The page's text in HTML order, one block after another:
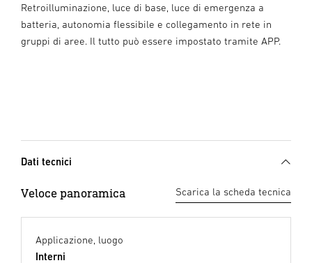
Retroilluminazione, luce di base, luce di emergenza a
batteria, autonomia flessibile e collegamento in rete in
gruppi di aree. Il tutto può essere impostato tramite APP.
Dati tecnici
Veloce panoramica Scarica la scheda tecnica
Applicazione, luogo
Interni